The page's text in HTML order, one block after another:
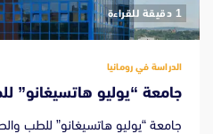
‫1 دقيقة للقراءة
الدراسة في رومانيا
جامعة “يوليو هاتسيغانو”
جامعة “يوليو هاتسيغانو” للطب